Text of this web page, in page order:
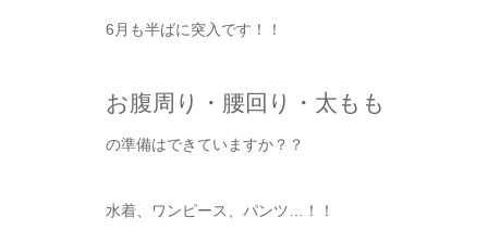
6月も半ばに突入です！！
お腹周り・腰回り・太もも
の準備はできていますか？？
水着、ワンピース、パンツ…！！